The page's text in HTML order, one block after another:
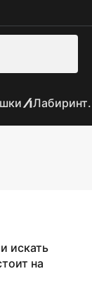
искать
на